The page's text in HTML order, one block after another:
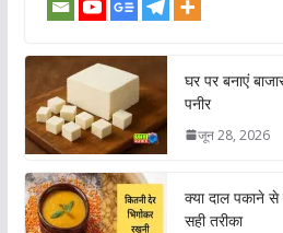
घर पर बनाएं
पनीर
जून 28, 2026
क्या दाल पकाने से
सही तरीका